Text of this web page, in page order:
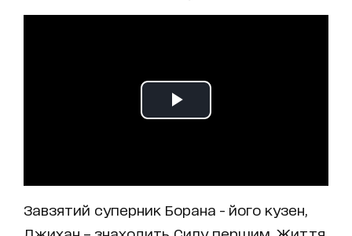
Завзятий суперник Борана - його кузен,
Джихан – знаходить Силу першим. Життя